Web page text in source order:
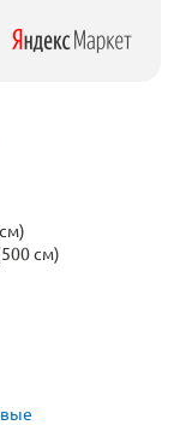
см)